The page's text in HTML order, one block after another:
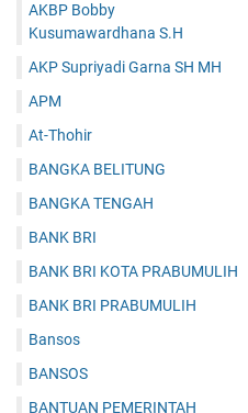
AKBP Bobby
Kusumawardhana S.H
AKP Supriyadi Garna SH MH
APM
At-Thohir
BANGKA BELITUNG
BANGKA TENGAH
BANK BRI
BANK BRI KOTA PRABUMULIH
BANK BRI PRABUMULIH
Bansos
BANSOS
BANTUAN PEMERINTAH